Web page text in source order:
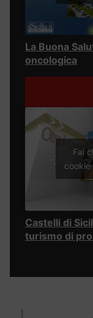
La Buona
oncologica
Fai
Castelli di
turismo di